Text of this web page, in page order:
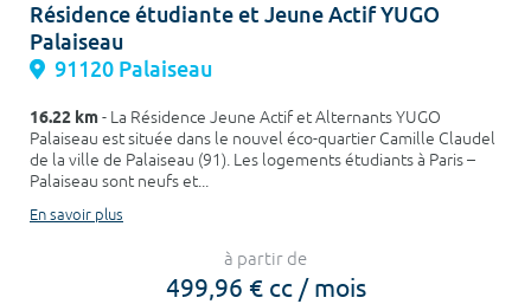
Résidence étudiante et Jeune Actif YUGO
Palaiseau
91120 Palaiseau
16.22 km- La Résidence Jeune Actif et Alternants YUGO
Palaiseau est située dans le nouvel éco-quartier Camille Claudel
de la ville de Palaiseau (91). Les logements étudiants à Paris –
Palaiseau sont neufs et...
En savoir plus
à partir de
499,96 € cc / mois